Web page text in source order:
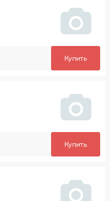
Купить
Купить